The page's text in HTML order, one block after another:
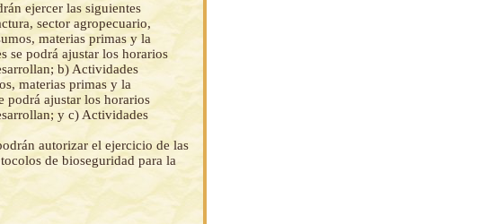
ejercer las siguientes
sector agropecuario,
materias primas y la
se podrá ajustar los horarios
b) Actividades
materias primas y la
podrá ajustar los horarios
y c) Actividades
autorizar el ejercicio de las
de bioseguridad para la